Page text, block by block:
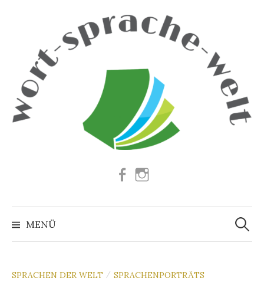
Facebook
MENÜ
Suchen
nach:
SPRACHEN DER WELT / SPRACHENPORTRÄTS